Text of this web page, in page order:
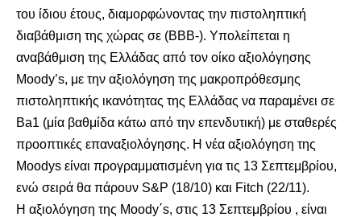
του ίδιου έτους, διαμορφώνοντας την πιστοληπτική
διαβάθμιση της χώρας σε (BBB-). Υπολείπεται η
αναβάθμιση της Ελλάδας από τον οίκο αξιολόγησης
Moody’s, με την αξιολόγηση της μακροπρόθεσμης
πιστοληπτικής ικανότητας της Ελλάδας να παραμένει σε
Ba1 (μία βαθμίδα κάτω από την επενδυτική) με σταθερές
προοπτικές επαναξιολόγησης. Η νέα αξιολόγηση της
Moodys είναι προγραμματισμένη για τις 13 Σεπτεμβρίου,
ενώ σειρά θα πάρουν S&P (18/10) και Fitch (22/11).
Η αξιολόγηση της Moody΄s, στις 13 Σεπτεμβρίου , είναι